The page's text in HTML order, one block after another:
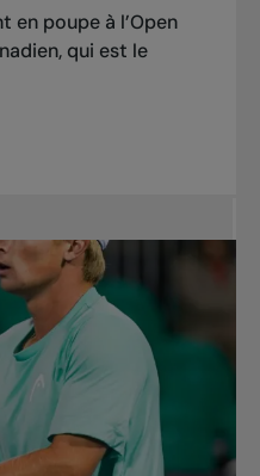
en poupe à l’Open
qui est le